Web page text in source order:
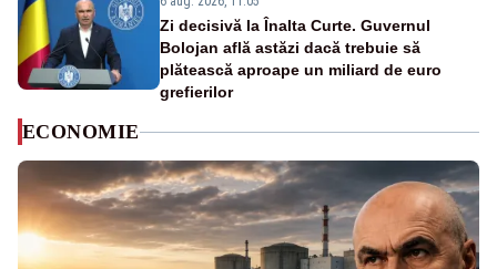
Zi decisivă la Înalta Curte. Guvernul
Bolojan află astăzi dacă trebuie să
plătească aproape un miliard de euro
grefierilor
ECONOMIE